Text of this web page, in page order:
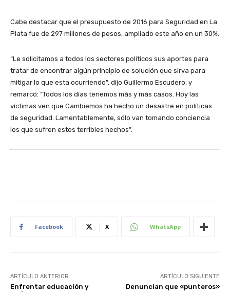
Cabe destacar que el presupuesto de 2016 para Seguridad en La
Plata fue de 297 millones de pesos, ampliado este año en un 30%.
“Le solicitamos a todos los sectores políticos sus aportes para
tratar de encontrar algún principio de solución que sirva para
mitigar lo que esta ocurriendo”, dijo Guillermo Escudero, y
remarcó: “Todos los días tenemos más y más casos. Hoy las
víctimas ven que Cambiemos ha hecho un desastre en políticas
de seguridad. Lamentablemente, sólo van tomando conciencia
los que sufren estos terribles hechos”.
Facebook X WhatsApp
ARTÍCULO ANTERIOR
Enfrentar educación y
ARTÍCULO SIGUIENTE
Denuncian que «punteros»